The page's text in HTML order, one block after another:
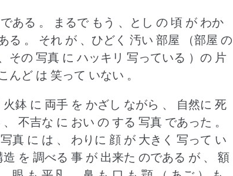
ある 。
まるで もう 、とし の 頃 が わか
。
それ が 、ひどく 汚い 部屋 （部屋 の
その 写真 に ハッキリ 写っている ）の 片
ど は 笑って いない 。
鉢 に 両手 を かざし ながら 、 自然に 死
不吉な に おい の する 写真 であった 。
真 に は 、 わりに 顔 が 大きく 写って い
を 調べる 事 が 出来た のである が 、 額